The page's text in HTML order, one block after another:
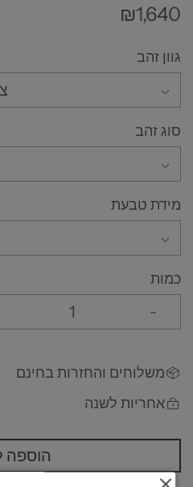
₪1,640
גוון זהב
סוג זהב
מידת טבעת
כמות
-
משלוחים והחזרות בחינם
אחריות לשנה
הוספה